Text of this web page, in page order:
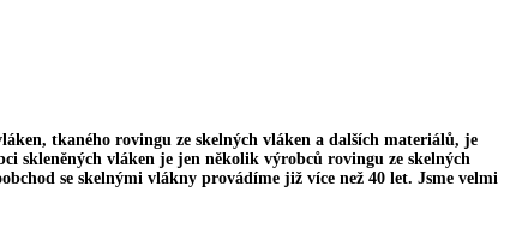
tkaného rovingu ze skelných vláken a dalších materiálů, je
skleněných vláken je jen několik výrobců rovingu ze skelných
se skelnými vlákny provádíme již více než 40 let. Jsme velmi